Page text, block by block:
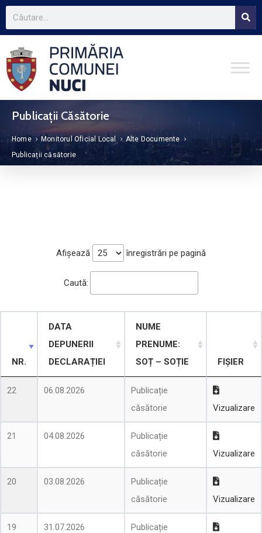
Publicații Căsătorie
Home Monitorul Oficial Local
Alte Documente
Publicații căsătorie
Afișează înregistrări pe pagină
Caută:
NR.
DATA
DEPUNERII
DECLARAȚIEI
NUME
PRENUME:
SOȚ – SOȚIE
FIȘIER
22 06.08.2026
Publicație
căsătorie
Vizualizare
21 04.08.2026
Publicație
căsătorie
Vizualizare
20 03.08.2026
Publicație
căsătorie
Vizualizare
19 31.07.2026
Publicație